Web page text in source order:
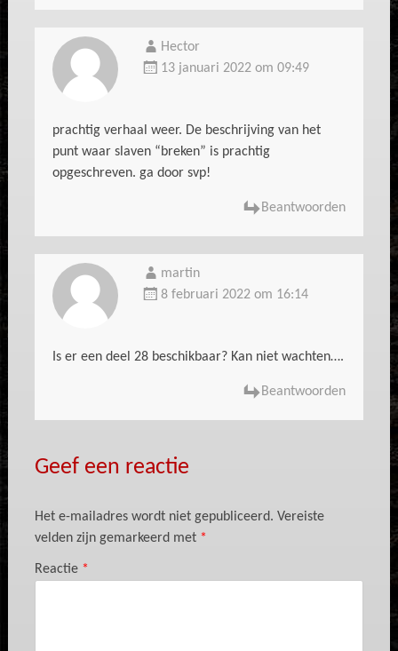
Hector
13 januari 2022 om 09:49
prachtig verhaal weer. De beschrijving van het
punt waar slaven “breken” is prachtig
opgeschreven. ga door svp!
Beantwoorden
martin
8 februari 2022 om 16:14
Is er een deel 28 beschikbaar? Kan niet wachten….
Beantwoorden
Geef een reactie
Het e-mailadres wordt niet gepubliceerd. Vereiste
velden zijn gemarkeerd met *
Reactie *